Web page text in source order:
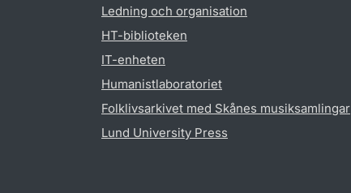
Ledning och organisation
HT-biblioteken
IT-enheten
Humanistlaboratoriet
Folklivsarkivet med Skånes musiksamlingar
Lund University Press